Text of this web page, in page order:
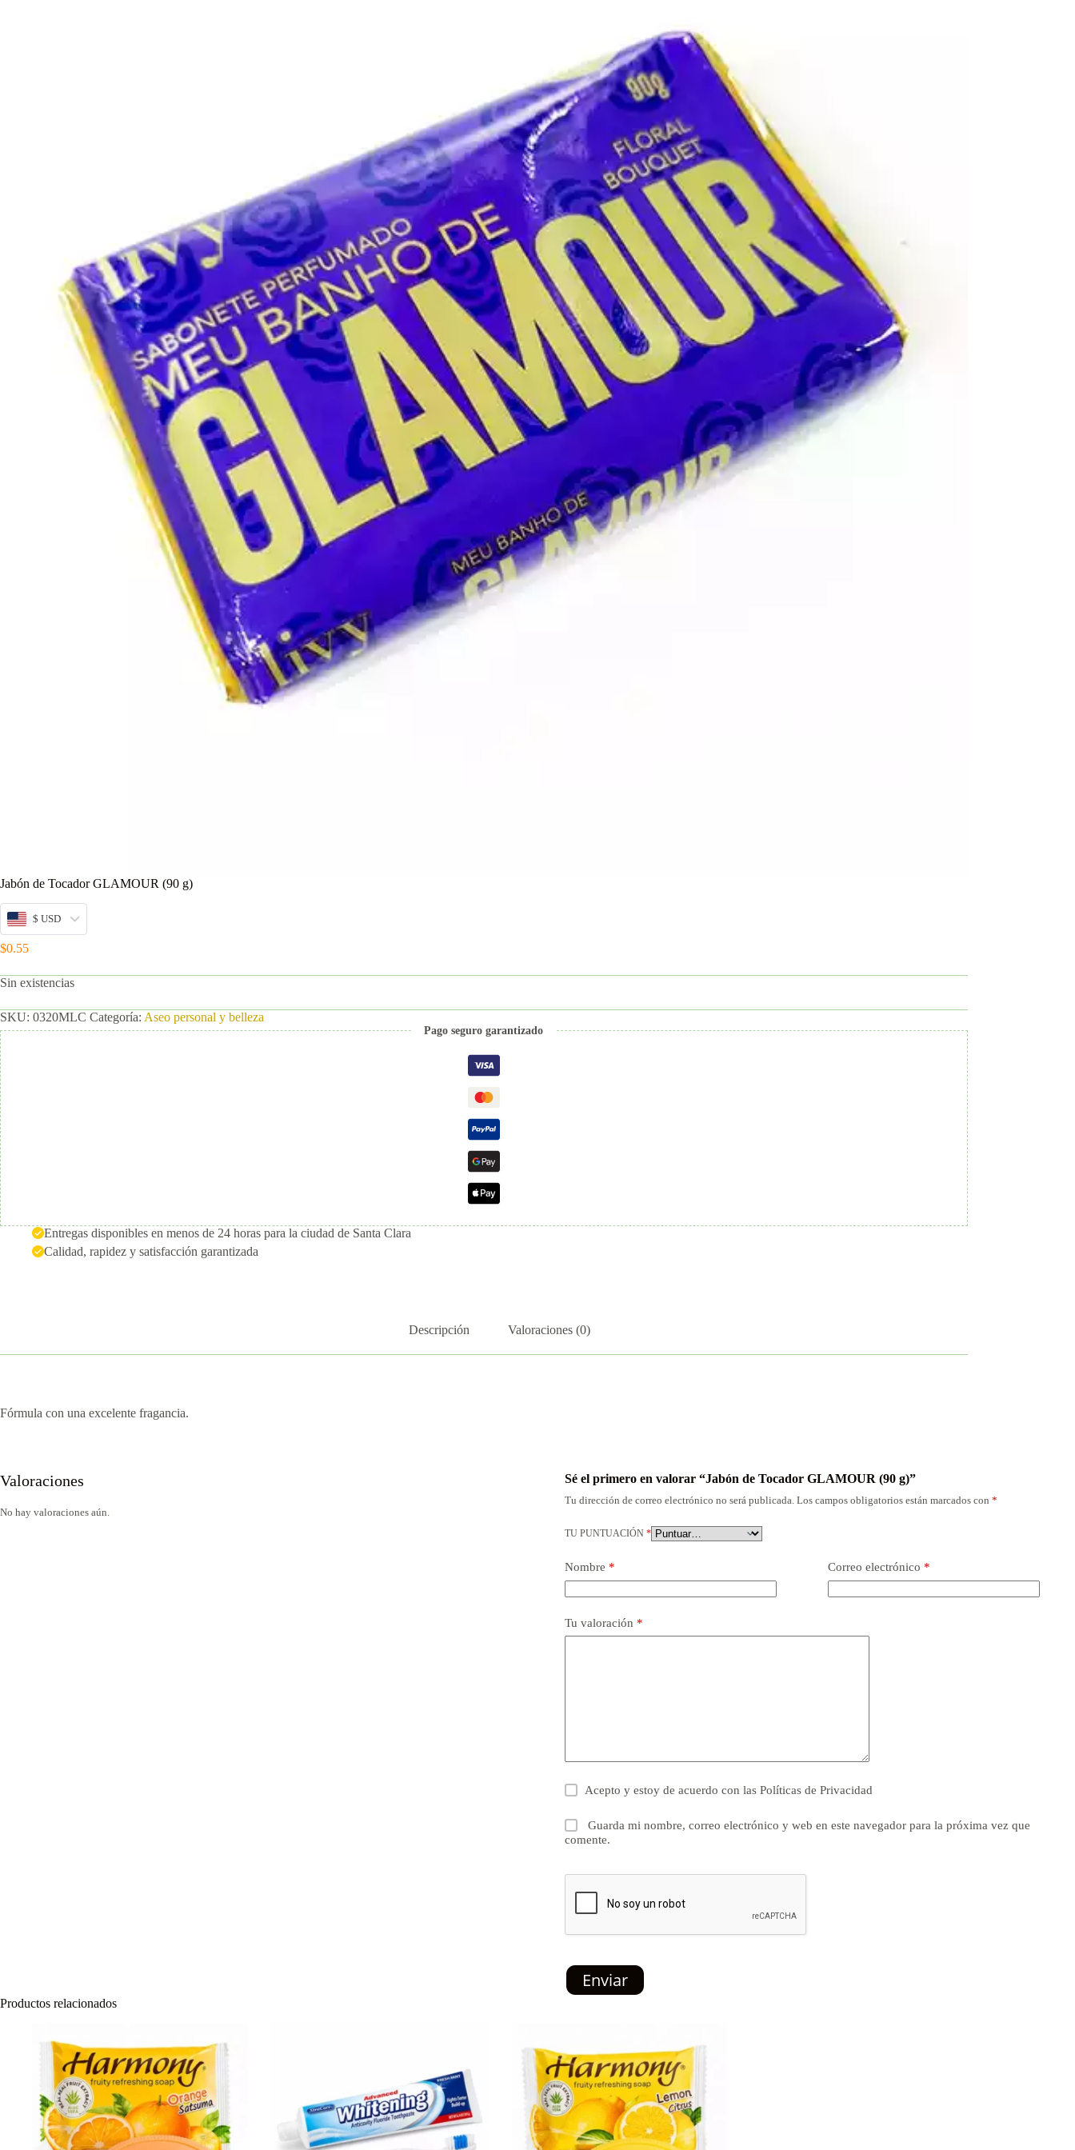
Jabón de Tocador GLAMOUR (90 g)
$ USD
$0.55
Sin existencias
SKU: 0320MLC Categoría: Aseo personal y belleza
Pago seguro garantizado
Entregas disponibles en menos de 24 horas para la ciudad de Santa Clara
Calidad, rapidez y satisfacción garantizada
Descripción Valoraciones (0)
Fórmula con una excelente fragancia.
Valoraciones
No hay valoraciones aún.
Sé el primero en valorar “Jabón de Tocador GLAMOUR (90 g)”
Tu dirección de correo electrónico no será publicada. Los campos obligatorios están marcados con *
TU PUNTUACIÓN *
Nombre * Correo electrónico *
Tu valoración *
Acepto y estoy de acuerdo con las Políticas de Privacidad
Guarda mi nombre, correo electrónico y web en este navegador para la próxima vez que
comente.
Enviar
Productos relacionados